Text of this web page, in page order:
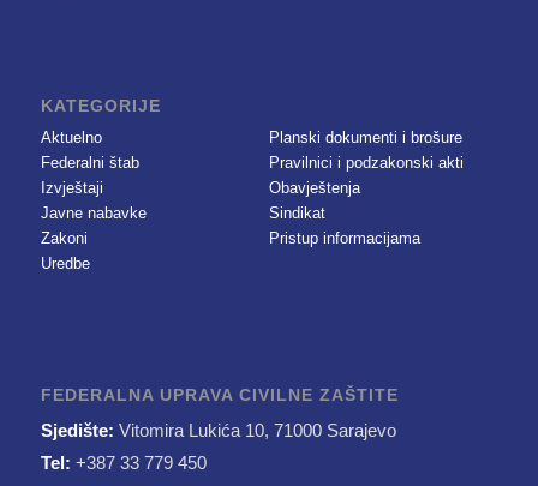
KATEGORIJE
Aktuelno
Federalni štab
Izvještaji
Javne nabavke
Zakoni
Uredbe
Planski dokumenti i brošure
Pravilnici i podzakonski akti
Obavještenja
Sindikat
Pristup informacijama
FEDERALNA UPRAVA CIVILNE ZAŠTITE
Sjedište: Vitomira Lukića 10, 71000 Sarajevo
Tel: +387 33 779 450